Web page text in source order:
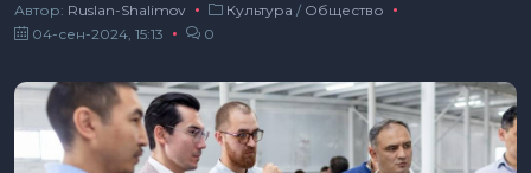
Автор: Ruslan-Shalimov Культура / Общество
04-сен-2024, 15:13
0